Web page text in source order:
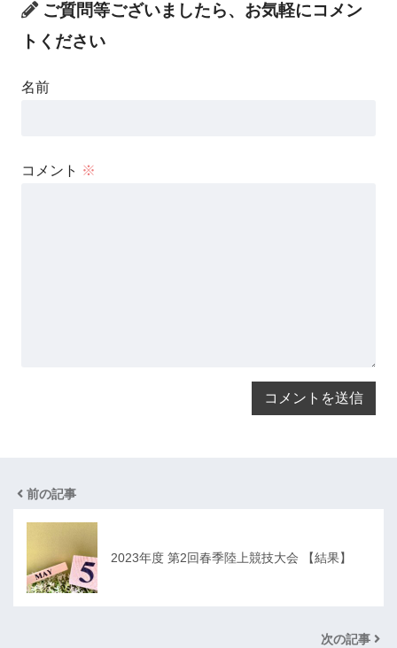
ご質問等ございましたら、お気軽にコメン
トください
名前
コメント ※
前の記事
2023年度 第2回春季陸上競技大会 【結果】
次の記事